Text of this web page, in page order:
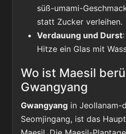
süß-umami-
statt Zucker verleihen.
Verdauung und Durst
Hitze ein Glas mit
Wo ist Maesil
Gwangyang
Gwangyang in Jeollanam-
Seomjingang, ist das